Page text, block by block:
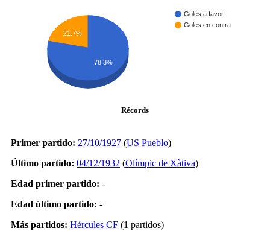
Goles a favor
Goles en contra
21.7%
78.3%
Récords
Primer partido: 27/10/1927 (US Pueblo)
Último partido: 04/12/1932 (Olímpic de Xàtiva)
Edad primer partido: -
Edad último partido: -
Más partidos: Hércules CF (1 partidos)